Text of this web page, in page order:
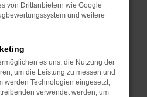
neu.
helfen, vorübergehende
dein Browser und dein
dem neuesten Stand
birgt nicht nur ein
von Drittanbietern wie Google
und weitere
es uns, die Nutzung der
um die Leistung zu messen und
werden Technologien eingesetzt,
verwendet werden, um